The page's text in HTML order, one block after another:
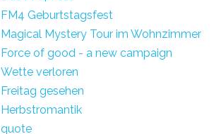
FM4 Geburtstagsfest
Magical Mystery Tour im Wohnzimmer
Force of good - a new campaign
Wette verloren
Freitag gesehen
Herbstromantik
quote